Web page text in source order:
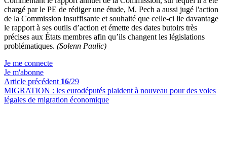
chargé par le PE de rédiger une étude, M. Pech a aussi jugé l'action
de la Commission insuffisante et souhaité que celle-ci lie davantage
le rapport à ses outils d’action et émette des dates butoirs très
précises aux États membres afin qu’ils changent les législations
problématiques. (Solenn Paulic)
Je me connecte
Je m'abonne
Article précédent 16/29
MIGRATION : les eurodéputés plaident à nouveau pour des voies
légales de migration économique